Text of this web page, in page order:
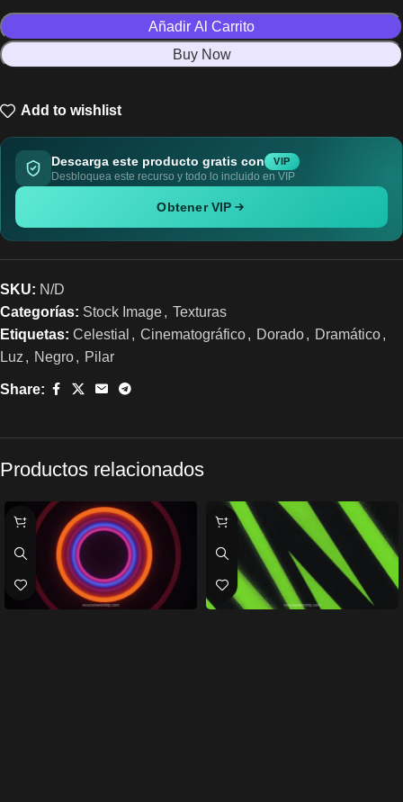
Añadir Al Carrito
Buy Now
Add to wishlist
Descarga este producto gratis con VIP
Desbloquea este recurso y todo lo incluido en VIP
Obtener VIP
SKU: N/D
Categorías: Stock Image, Texturas
Etiquetas: Celestial , Cinematográfico, Dorado, Dramático,
Luz , Negro, Pilar
Share:
Productos relacionados